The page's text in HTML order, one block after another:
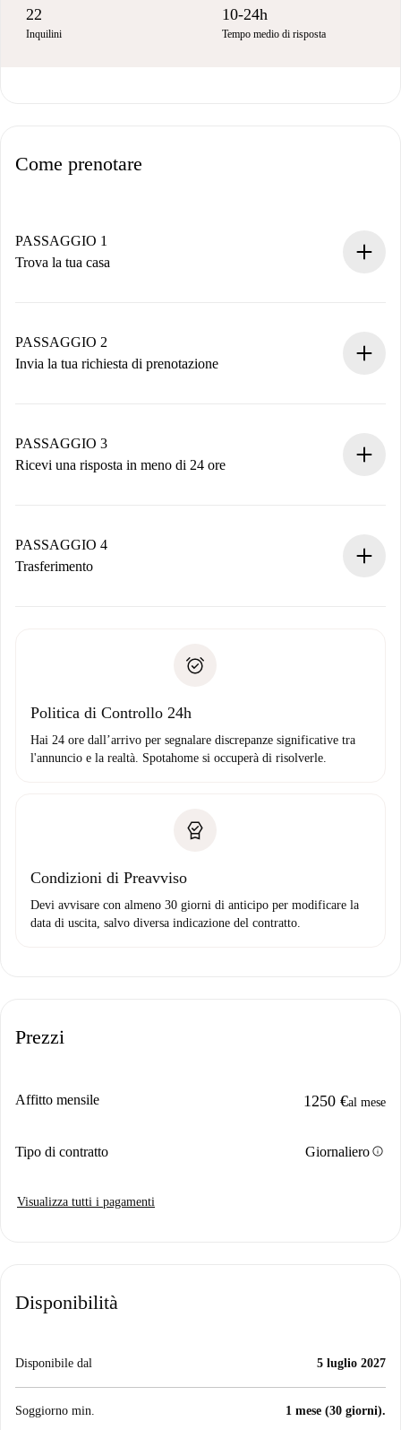
22
Inquilini
10-24h
Tempo medio di risposta
Come prenotare
PASSAGGIO 1
Trova la tua casa
Hai tutte le informazioni necessarie in anticipo.
PASSAGGIO 2
Invia la tua richiesta di prenotazione
non accetta.
PASSAGGIO 3
Ricevi una risposta in meno di 24 ore
contatto con il proprietario.
Se rifiutata: non ti addebiteremo nulla e ti proporremo
Domiciliazione del pagamento
PASSAGGIO 4
Trasferimento
solo se non segnali problemi.
Politica di Controllo 24h
Hai 24 ore dall’arrivo per segnalare discrepanze significative tra
l'annuncio e la realtà. Spotahome si occuperà di risolverle.
Condizioni di Preavviso
Devi avvisare con almeno 30 giorni di anticipo per modificare la
data di uscita, salvo diversa indicazione del contratto.
Prezzi
Affitto mensile 1250 €al mese
Tipo di contratto Giornalieroinfo
Visualizza tutti i pagamenti
Disponibilità
Disponibile dal 5 luglio 2027
Soggiorno min. 1 mese (30 giorni).